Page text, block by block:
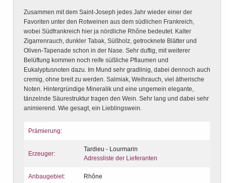
Zusammen mit dem Saint-Joseph jedes Jahr wieder einer der
Favoriten unter den Rotweinen aus dem südlichen Frankreich,
wobei Südfrankreich hier ja nördliche Rhône bedeutet. Kalter
Zigarrenrauch, dunkler Tabak, Süßholz, getrocknete Blätter und
Oliven-Tapenade schon in der Nase. Sehr duftig, mit weiterer
Belüftung kommen noch reife süßliche Pflaumen und
Eukalyptusnoten dazu. Im Mund sehr gradlinig, dabei dennoch auch
cremig, ohne breit zu werden. Salmiak, Weihrauch, viel ätherische
Noten. Hintergründige Mineralik und eine ungemein elegante,
tänzelnde Säurestruktur tragen den Wein. Sehr lang und dabei sehr
animierend. Wie gesagt, ein Lieblingswein.
Prämierung:
Erzeuger:
Tardieu - Lourmarin
Adressliste der Lieferanten
Anbaugebiet: Rhône